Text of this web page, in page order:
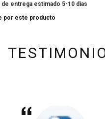
entrega estimado 5-10 dias
por este producto